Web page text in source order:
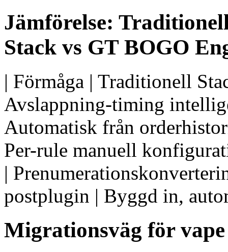
Jämförelse:
Stack vs GT BOGO
| Förmåga | Traditionell
Avslappning-timing
Automatisk från
Per-rule manuell
|
postplugin | Byggd in,
Migrationsväg för